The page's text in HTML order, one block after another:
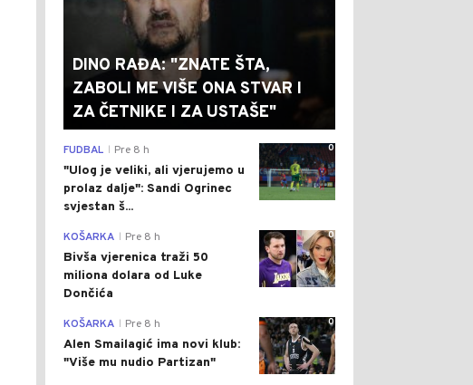
DINO RAĐA: "ZNATE ŠTA,
ZABOLI ME VIŠE ONA STVAR I
ZA ČETNIKE I ZA USTAŠE"
0
FUDBAL Pre 8 h
"Ulog je veliki, ali vjerujemo u
prolaz dalje": Sandi Ogrinec
svjestan š...
0
KOŠARKA Pre 8 h
Bivša vjerenica traži 50
miliona dolara od Luke
Dončića
0
KOŠARKA Pre 8 h
Alen Smailagić ima novi klub:
"Više mu nudio Partizan"